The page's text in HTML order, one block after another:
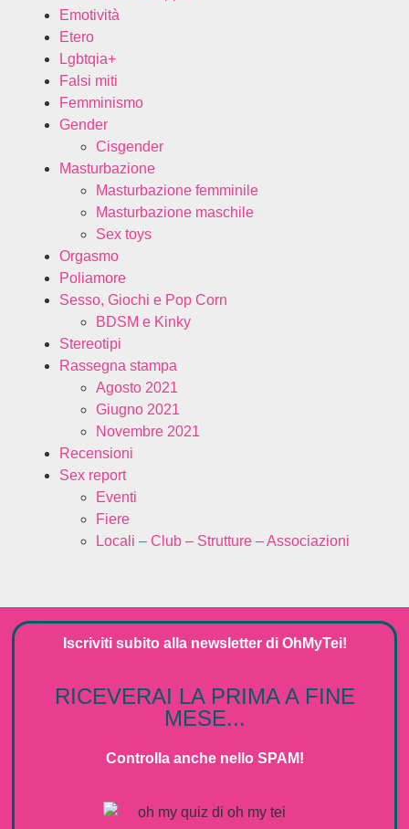
Emotività
Etero
Lgbtqia+
Falsi miti
Femminismo
Gender
Cisgender
Masturbazione
Masturbazione femminile
Masturbazione maschile
Sex toys
Orgasmo
Poliamore
Sesso, Giochi e Pop Corn
BDSM e Kinky
Stereotipi
Rassegna stampa
Agosto 2021
Giugno 2021
Novembre 2021
Recensioni
Sex report
Eventi
Fiere
Locali – Club – Strutture – Associazioni
Iscriviti subito alla newsletterdi OhMyTei!
RICEVERAI LA PRIMA A FINE
MESE...
Controlla anche nello SPAM!